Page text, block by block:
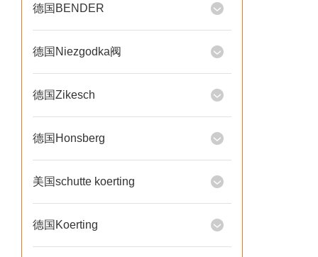
德国BENDER
德国Niezgodka阀
德国Zikesch
德国Honsberg
美国schutte koerting
德国Koerting